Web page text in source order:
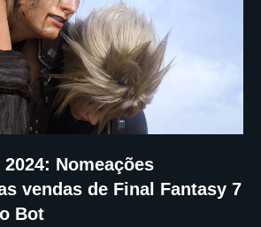
Nomeações
vendas de Final Fantasy 7
Bot